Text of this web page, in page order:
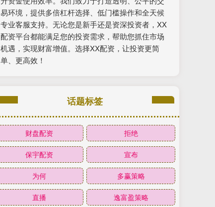
易环境，提供多倍杠杆选择、低门槛操作和全天候
专业客服支持。无论您是新手还是资深投资者，XX
配资平台都能满足您的投资需求，帮助您抓住市场
机遇，实现财富增值。选择XX配资，让投资更简
单、更高效！
话题标签
财盘配资 拒绝
保宇配资 宣布
为何 多赢策略
直播 逸富盈策略